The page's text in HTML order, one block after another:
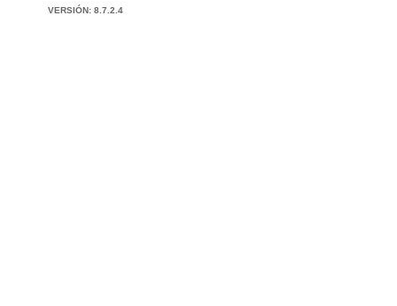
VERSIÓN: 8.7.2.4